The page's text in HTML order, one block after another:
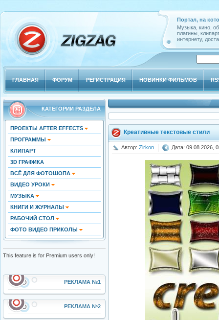
Портал, на
Музыка, кино,
плагины,
интернету,
ГЛАВНАЯ ФОРУМ РЕГИСТРАЦИЯ НОВИНКИ ФИЛЬМОВ
КАТЕГОРИИ РАЗДЕЛА
ПРОЕКТЫ AFTER EFFECTS
ПРОГРАММЫ
КЛИПАРТ
3D ГРАФИКА
ВСЁ ДЛЯ ФОТОШОПА
ВИДЕО УРОКИ
МУЗЫКА
КНИГИ И ЖУРНАЛЫ
РАБОЧИЙ СТОЛ
ФОТО ВИДЕО ПРИКОЛЫ
This feature is for Premium users only!
РЕКЛАМА №1
РЕКЛАМА №2
Креативные текстовые стили
Автор: Zirkon Дата: 09.08.2026,